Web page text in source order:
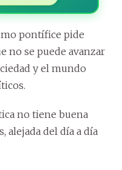
pontífice pide
no se puede avanzar
y el mundo
no tiene buena
alejada del día a día